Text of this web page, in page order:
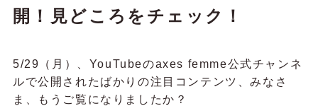
開！見どころをチェック！
5/29（月）、YouTubeのaxes femme公式チャンネ
ルで公開されたばかりの注目コンテンツ、みなさ
ま、もうご覧になりましたか？